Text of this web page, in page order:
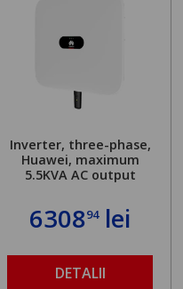
Inverter, three-phase,
Huawei, maximum
5.5KVA AC output
630894lei
DETALII